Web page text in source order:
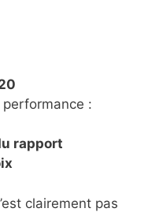
:
rapport
clairement pas